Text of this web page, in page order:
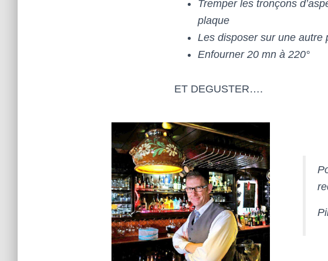
Tremper les tronçons
plaque
Les disposer sur une autre
Enfourner 20 mn à 220°
ET DEGUSTER….